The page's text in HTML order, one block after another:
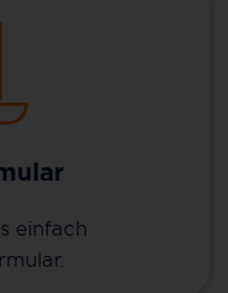
einfach